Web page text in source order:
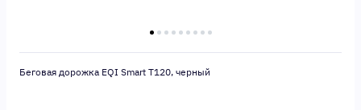
Беговая дорожка EQI Smart T120, черный